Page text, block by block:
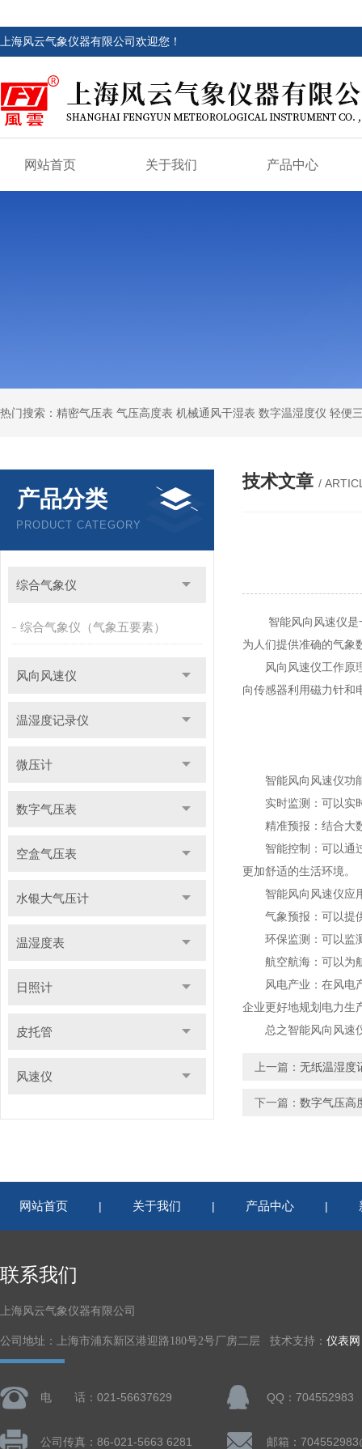
上海风云气象仪器有限公司欢迎您！
网站首页 关于我们 产品中心
产品分类
PRODUCT CATEGORY
综合气象仪
综合气象仪（气象五要素）
风向风速仪
温湿度记录仪
微压计
数字气压表
空盒气压表
水银大气压计
温湿度表
日照计
皮托管
风速仪
技术文章 /
智能风向风速仪是一
为人们提供准确的气象
风向风速仪工作原理
向传感器利用磁力针和
智能风向风速仪功
实时监测：可以实时
精准预报：结合大数
智能控制：可以通过
更加舒适的生活环境。
智能风向风速仪应用
气象预报：可以提供
环保监测：可以监测
航空航海：可以为航
风电产业：在风电产
企业更好地规划电力生
总之智能风向风速仪
上一篇： 无纸温湿度
下一篇： 数字气压高
网站首页 | 关于我们 | 产品中心 |
联系我们
上海风云气象仪器有限公司
公司地址：上海市浦东新区港迎路180号2号厂房二层 技术支持： 仪表网
电 话：021-56637629 QQ：704552983
公司传真：86-021-5663 6281 邮箱：